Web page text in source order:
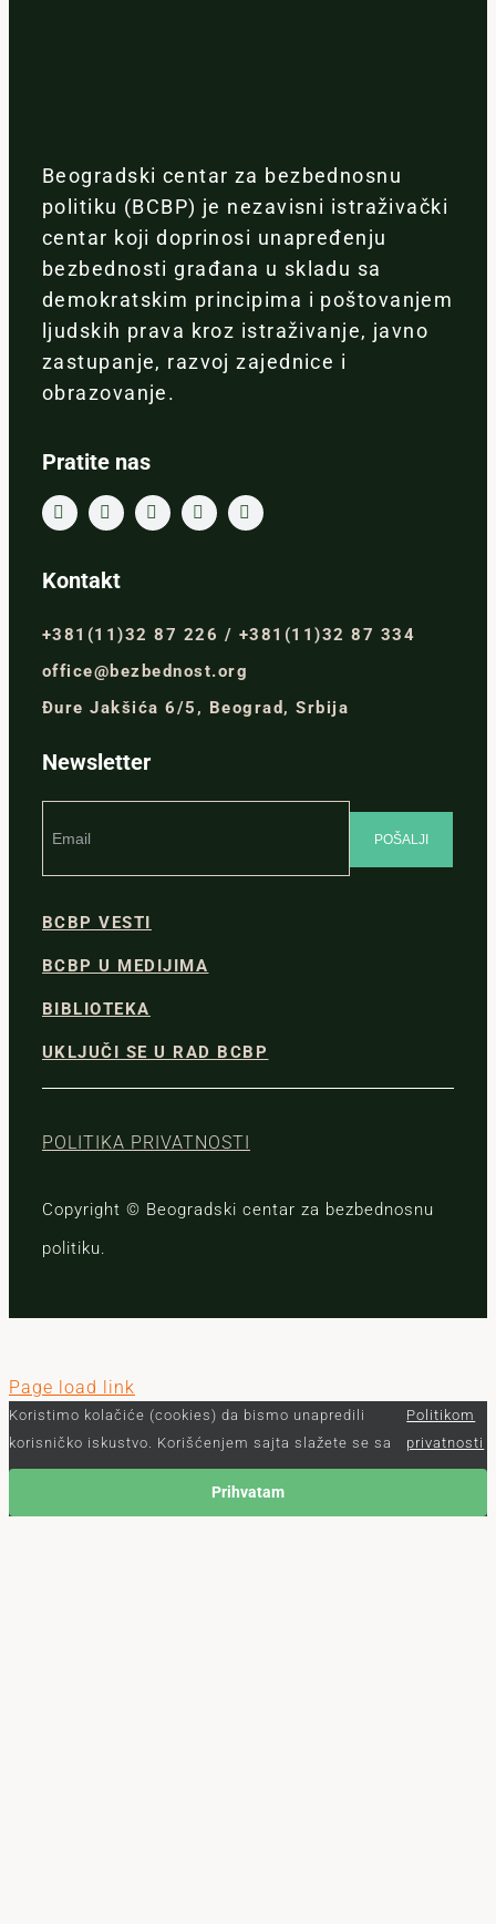
Beogradski centar za bezbednosnu
politiku (BCBP) je nezavisni istraživački
centar koji doprinosi unapređenju
bezbednosti građana u skladu sa
demokratskim principima i poštovanjem
ljudskih prava kroz istraživanje, javno
zastupanje, razvoj zajednice i
obrazovanje.
Pratite nas
Kontakt
+381(11)32 87 226 / +381(11)32 87 334
office@bezbednost.org
Đure Jakšića 6/5, Beograd, Srbija
Newsletter
BCBP VESTI
BCBP U MEDIJIMA
BIBLIOTEKA
UKLJUČI SE U RAD BCBP
POLITIKA PRIVATNOSTI
Copyright © Beogradski centar za bezbednosnu
politiku.
Page load link
Koristimo kolačiće (cookies) da bismo unapredili
korisničko iskustvo. Korišćenjem sajta slažete se sa
Politikom
privatnosti
Prihvatam